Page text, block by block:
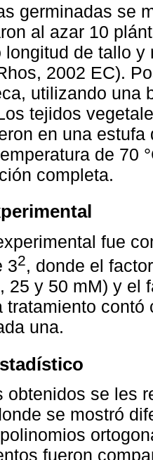
germinadas se
al azar 10
longitud de tallo
2002 EC).
utilizando una
tejidos
en una
de 70
completa.
fue
32, donde el
25 y 50 mM) y el
tratamiento
una.
obtenidos se les
se mostró
fueron